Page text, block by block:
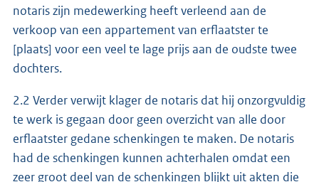
notaris zijn medewerking heeft verleend aan de
verkoop van een appartement van erflaatster te
[plaats] voor een veel te lage prijs aan de oudste twee
dochters.
2.2 Verder verwijt klager de notaris dat hij onzorgvuldig
te werk is gegaan door geen overzicht van alle door
erflaatster gedane schenkingen te maken. De notaris
had de schenkingen kunnen achterhalen omdat een
zeer groot deel van de schenkingen blijkt uit akten die